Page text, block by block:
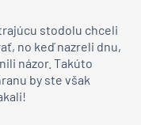
stodolu chceli
no keď nazreli dnu,
názor. Takúto
by ste však